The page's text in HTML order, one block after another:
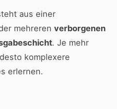
aus einer
mehreren verborgenen
. Je mehr
komplexere
erlernen.